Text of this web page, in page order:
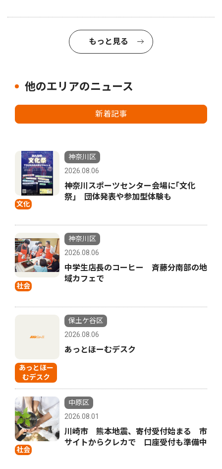
もっと見る
他のエリアのニュース
新着記事
文化
神奈川区
2026.08.06
神奈川スポーツセンター会場に｢文化
祭｣ 団体発表や参加型体験も
社会
神奈川区
2026.08.06
中学生店長のコーヒー 斉藤分南部の地
域カフェで
あっとほー
むデスク
保土ケ谷区
2026.08.06
あっとほーむデスク
社会
中原区
2026.08.01
川崎市 熊本地震、寄付受付始まる 市
サイトからクレカで 口座受付も準備中